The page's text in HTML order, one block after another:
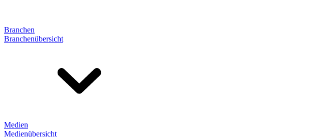
Branchen
Branchenübersicht
Medien
Medienübersicht